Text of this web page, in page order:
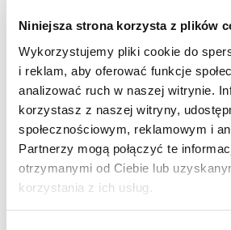
Niniejsza strona korzysta z plików
Wykorzystujemy pliki cookie do
i reklam, aby oferować funkcje
analizować ruch w naszej witrynie.
korzystasz z naszej witryny,
społecznościowym, reklamowym i
Partnerzy mogą połączyć te
otrzymanymi od Ciebie lub
korzystania z ich usług.
1 papryka czerwona
1 papryka zielona
1 papryka żółta
1/ 2 bakłażana
sól, pieprz
olej kujawski z
pomidorami
Karkówkę pokroić w cienkie